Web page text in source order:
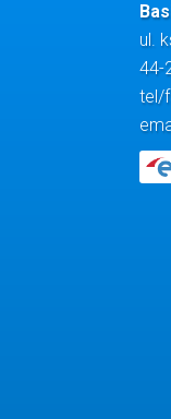
ul.
44-
tel/